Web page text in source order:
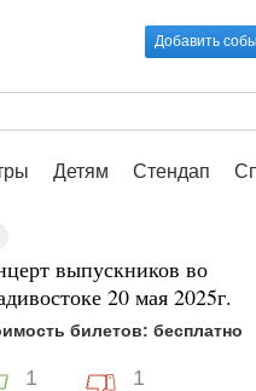
Добавить
Детям Стендап
выпускников во
20 мая 2025г.
билетов: бесплатно
1 1